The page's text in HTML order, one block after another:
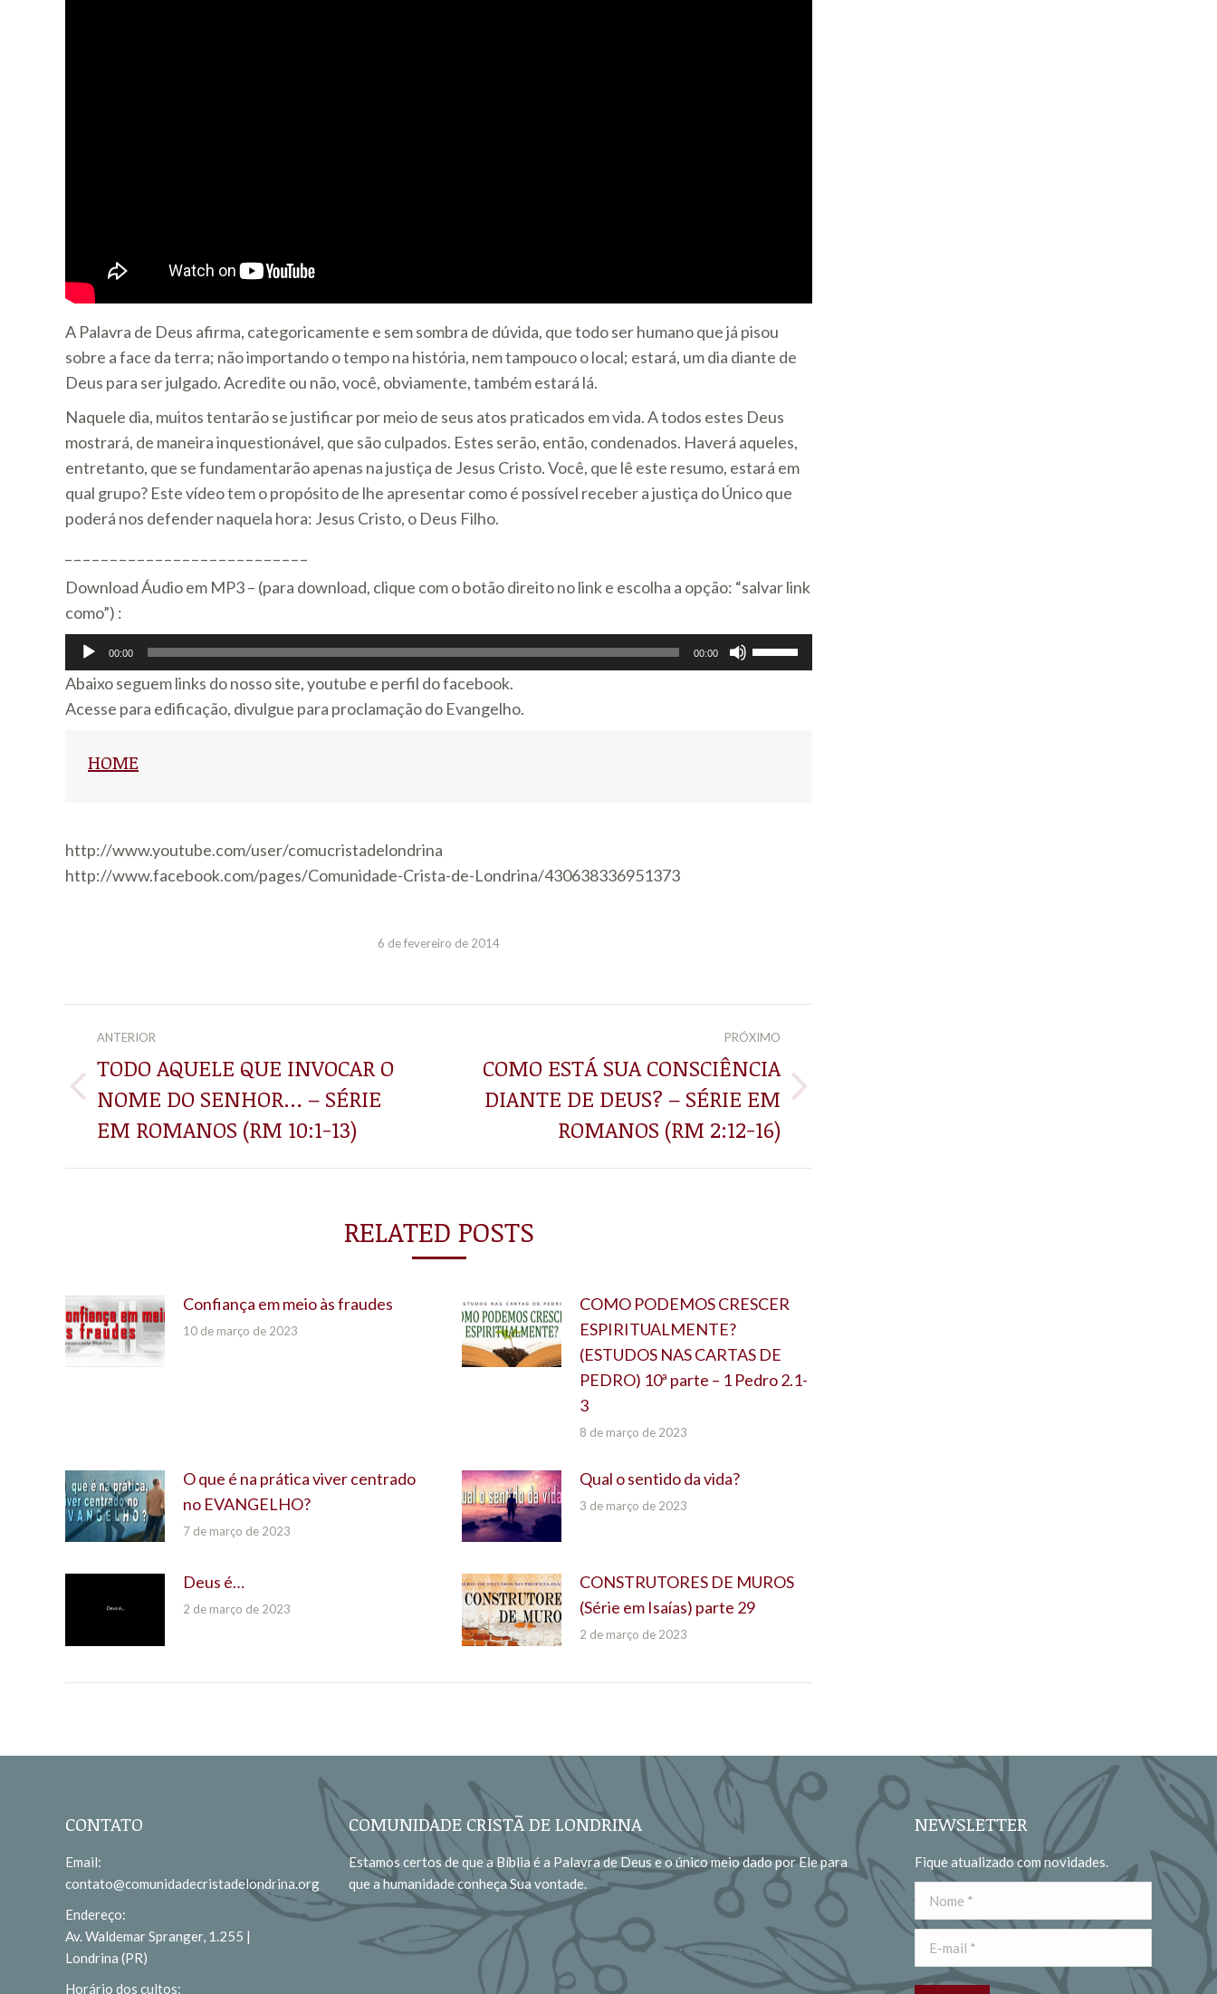
A Palavra de Deus afirma, categoricamente e sem sombra de dúvida, que todo ser humano que já pisou
sobre a face da terra; não importando o tempo na história, nem tampouco o local; estará, um dia diante de
Deus para ser julgado. Acredite ou não, você, obviamente, também estará lá.
Naquele dia, muitos tentarão se justificar por meio de seus atos praticados em vida. A todos estes Deus
mostrará, de maneira inquestionável, que são culpados. Estes serão, então, condenados. Haverá aqueles,
entretanto, que se fundamentarão apenas na justiça de Jesus Cristo. Você, que lê este resumo, estará em
qual grupo? Este vídeo tem o propósito de lhe apresentar como é possível receber a justiça do Único que
poderá nos defender naquela hora: Jesus Cristo, o Deus Filho.
Download Áudio em MP3 – (para download, clique com o botão direito no link e escolha a opção: “salvar link
como”) :
Tocador
de
áudio
00:00 00:00
Use
as
Abaixo seguem links do nosso site, youtube e perfil do facebook.
Acesse para edificação, divulgue para proclamação do Evangelho.
HOME
http://www.youtube.com/user/comucristadelondrina
http://www.facebook.com/pages/Comunidade-Crista-de-Londrina/430638336951373
6 de fevereiro de 2014
NAVEGAÇÃO
DE
POST:
ANTERIOR
Post
anterior:
TODO AQUELE QUE INVOCAR O
NOME DO SENHOR… – SÉRIE
EM ROMANOS (RM 10:1-13)
PRÓXIMO
Próximo
COMO ESTÁ SUA CONSCIÊNCIA
DIANTE DE DEUS? – SÉRIE EM
ROMANOS (RM 2:12-16)
RELATED POSTS
Confiança em meio às fraudes
10 de março de 2023
COMO PODEMOS CRESCER
ESPIRITUALMENTE?
(ESTUDOS NAS CARTAS DE
PEDRO) 10ª parte – 1 Pedro 2.1-
3
8 de março de 2023
O que é na prática viver centrado
no EVANGELHO?
7 de março de 2023
Qual o sentido da vida?
3 de março de 2023
Deus é…
2 de março de 2023
CONSTRUTORES DE MUROS
(Série em Isaías) parte 29
2 de março de 2023
CONTATO
Email:
contato@comunidadecristadelondrina.org
Endereço:
Av. Waldemar Spranger, 1.255 |
Londrina (PR)
Horário dos cultos:
COMUNIDADE CRISTÃ DE LONDRINA
Estamos certos de que a Bíblia é a Palavra de Deus e o único meio dado por Ele para
que a humanidade conheça Sua vontade.
NEWSLETTER
Fique atualizado com novidades.
Nome *
E-mail *